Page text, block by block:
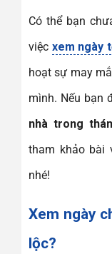
Có thể bạn
việc xem ngày
hoạt sự may
mình. Nếu bạn
nhà trong
tham khảo bài
nhé!
Xem ngày
lộc?